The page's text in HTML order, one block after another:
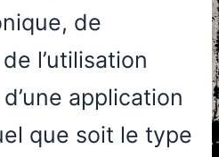
de
l’utilisation
application
que soit le type